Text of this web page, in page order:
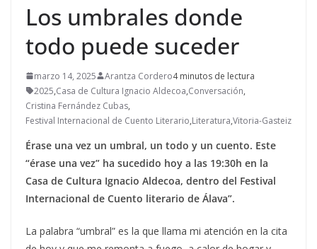
Los umbrales donde
todo puede suceder
marzo 14, 2025 Arantza Cordero4 minutos de lectura
2025,Casa de Cultura Ignacio Aldecoa,Conversación,
Cristina Fernández Cubas,
Festival Internacional de Cuento Literario,Literatura,Vitoria-Gasteiz
Érase una vez un umbral, un todo y un cuento. Este
“érase una vez” ha sucedido hoy a las 19:30h en la
Casa de Cultura Ignacio Aldecoa, dentro del Festival
Internacional de Cuento literario de Álava”.
La palabra “umbral” es la que llama mi atención en la cita